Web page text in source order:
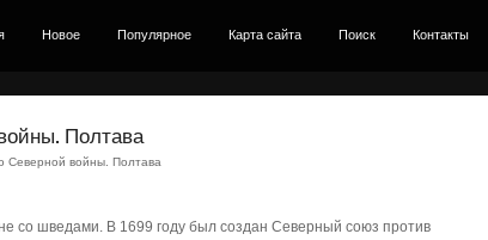
Новое Популярное Карта сайта Поиск Контакты
Полтава
Северной войны. Полтава
со шведами. В 1699 году был создан Северный союз против